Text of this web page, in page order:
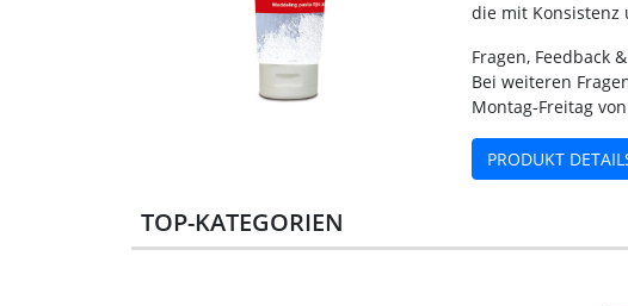
die mit Konsistenz
Fragen, Feedback
Bei weiteren
Montag-Freitag
PRODUKT
TOP-KATEGORIEN